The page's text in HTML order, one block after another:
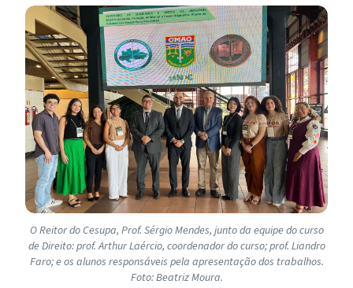
O Reitor do Cesupa, Prof. Sérgio Mendes, junto da equipe do curso
de Direito: prof. Arthur Laércio, coordenador do curso; prof. Liandro
Faro; e os alunos responsáveis pela apresentação dos trabalhos.
Foto: Beatriz Moura.